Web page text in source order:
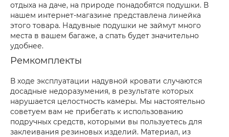
отдыха на даче, на природе понадобятся подушки. В
нашем интернет-магазине представлена линейка
этого товара. Надувные подушки не займут много
места в вашем багаже, а спать будет значительно
удобнее.
Ремкомплекты
В ходе эксплуатации надувной кровати случаются
досадные недоразумения, в результате которых
нарушается целостность камеры. Мы настоятельно
советуем вам не прибегать к использованию
подручных средств, которыми вы пользуетесь для
заклеивания резиновых изделий. Материал, из